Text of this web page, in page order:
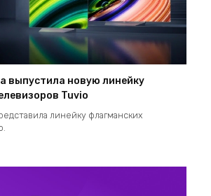
выпустила новую линейку
Tuvio
линейку флагманских